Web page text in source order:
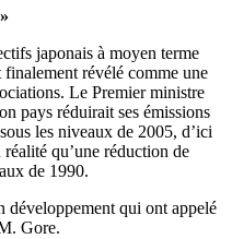
japonais à moyen terme
finalement révélé comme une
Le Premier ministre
pays réduirait ses émissions
les niveaux de 2005, d’ici
qu’une réduction de
de 1990.
développement qui ont appelé
Gore.